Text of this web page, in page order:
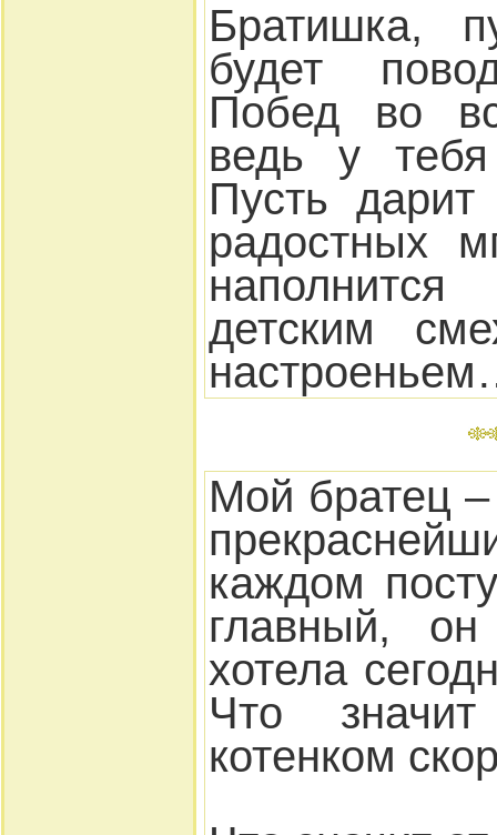
Братишка,
будет
Побед во
ведь у
Пусть
радостных
детским
Мой братец
каждом
главный,
хотела
Что
котенком